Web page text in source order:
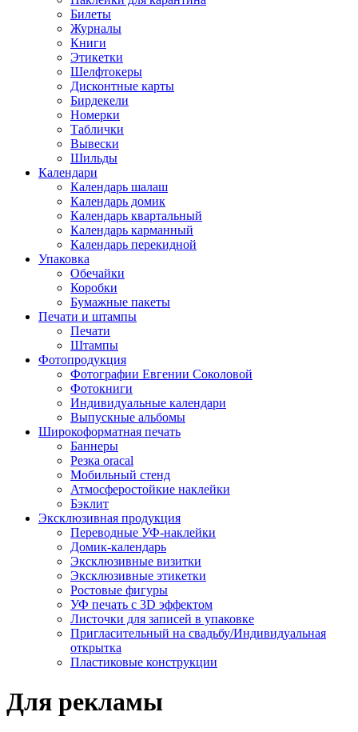
Билеты
Журналы
Книги
Этикетки
Шелфтокеры
Дисконтные карты
Бирдекели
Номерки
Таблички
Вывески
Шильды
Календари
Календарь шалаш
Календарь домик
Календарь квартальный
Календарь карманный
Календарь перекидной
Упаковка
Обечайки
Коробки
Бумажные пакеты
Печати и штампы
Печати
Штампы
Фотопродукция
Фотографии Евгении Соколовой
Фотокниги
Индивидуальные календари
Выпускные альбомы
Широкоформатная печать
Баннеры
Резка oracal
Мобильный стенд
Атмосферостойкие наклейки
Бэклит
Эксклюзивная продукция
Переводные УФ-наклейки
Домик-календарь
Эксклюзивные визитки
Эксклюзивные этикетки
Ростовые фигуры
УФ печать с 3D эффектом
Листочки для записей в упаковке
Пригласительный на свадьбу/Индивидуальная
открытка
Пластиковые конструкции
Для рекламы